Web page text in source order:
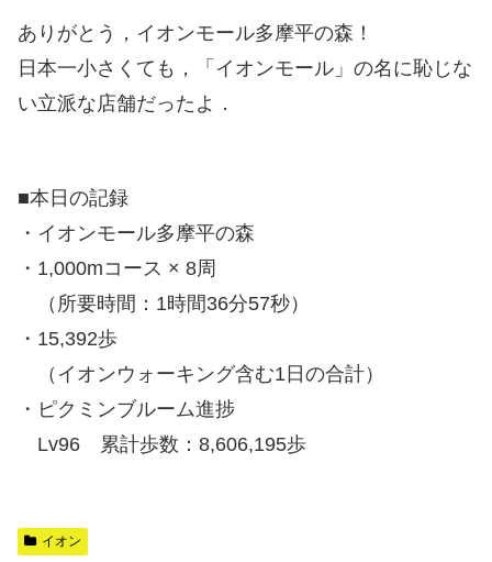
ありがとう，イオンモール多摩平の森！
日本一小さくても，「イオンモール」の名に恥じな
い立派な店舗だったよ．
■本日の記録
・イオンモール多摩平の森
・1,000mコース × 8周
（所要時間：1時間36分57秒）
・15,392歩
（イオンウォーキング含む1日の合計）
・ピクミンブルーム進捗
Lv96 累計歩数：8,606,195歩
イオン